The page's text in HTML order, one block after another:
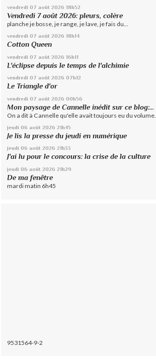
vendredi 07 août 2026 18h52
Vendredi 7 août 2026: pleurs, colère
planche je bosse, je range, je lave, je fais du...
vendredi 07 août 2026 18h14
Cotton Queen
vendredi 07 août 2026 16h11
L'éclipse depuis le temps de l'alchimie
vendredi 07 août 2026 07h12
Le Triangle d'or
vendredi 07 août 2026 00h56
Mon paysage de Cannelle inédit sur ce blog:...
On a dit à Cannelle qu'elle avait toujours eu du volume...
jeudi 06 août 2026 21h45
Je lis la presse du jeudi en numérique
jeudi 06 août 2026 21h33
J'ai lu pour le concours: la crise de la culture
jeudi 06 août 2026 21h29
De ma fenêtre
mardi matin 6h45
9531564-9-2